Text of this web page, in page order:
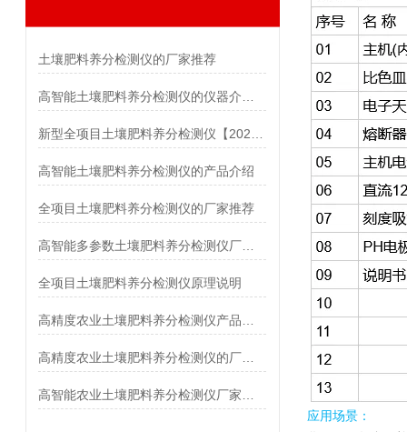
土壤肥料养分检测仪的厂家推荐
高智能土壤肥料养分检测仪的产品介绍
全项目土壤肥料养分检测仪的厂家推荐
全项目土壤肥料养分检测仪原理说明
应用场景：